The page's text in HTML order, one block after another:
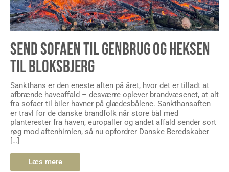
SEND SOFAEN TIL GENBRUG OG HEKSEN
TIL BLOKSBJERG
Sankthans er den eneste aften på året, hvor det er tilladt at
afbrænde haveaffald – desværre oplever brandvæsenet, at alt
fra sofaer til biler havner på glædesbålene. Sankthansaften
er travl for de danske brandfolk når store bål med
planterester fra haven, europaller og andet affald sender sort
røg mod aftenhimlen, så nu opfordrer Danske Beredskaber
[…]
Læs mere